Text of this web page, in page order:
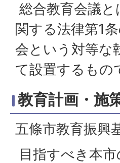
総合教育会議
関する法律第1
会という対等な
て設置するもの
教育計画・施
五條市教育振興
目指すべき本